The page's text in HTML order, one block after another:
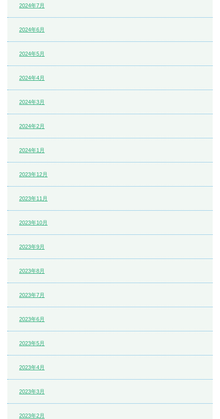
2024年7月
2024年6月
2024年5月
2024年4月
2024年3月
2024年2月
2024年1月
2023年12月
2023年11月
2023年10月
2023年9月
2023年8月
2023年7月
2023年6月
2023年5月
2023年4月
2023年3月
2023年2月